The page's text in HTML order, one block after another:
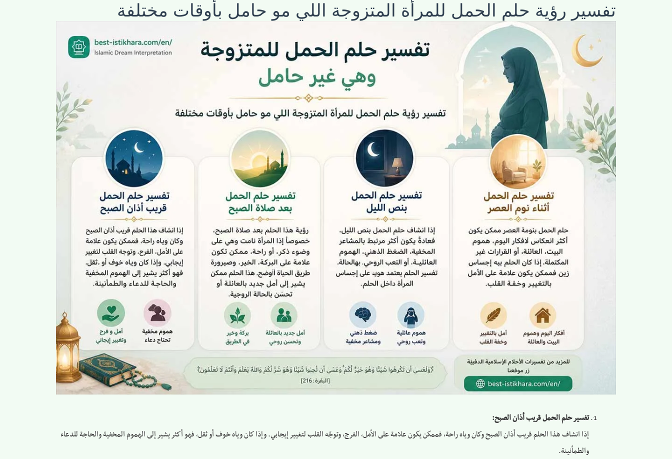
تفسير رؤية حلم الحمل للمرأة المتزوجة اللي مو حامل بأوقات مختلفة
تفسير حلم الحمل قريب أذان الصبح:
إذا انشاف هذا الحلم قريب أذان الصبح وكان وياه راحة، فممكن يكون علامة على الأمل، الفرج، وتوجّه القلب لتغيير إيجابي. وإذا كان وياه خوف أو ثقل، فهو أكثر يشير إلى الهموم المخفية والحاجة للدعاء
والطمأنينة.